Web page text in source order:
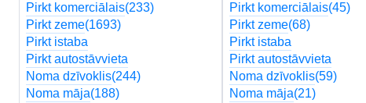
Pirkt komerciālais(233)
Pirkt zeme(1693)
Pirkt istaba
Pirkt autostāvvieta
Noma dzīvoklis(244)
Noma māja(188)
Pirkt komerciālais(45)
Pirkt zeme(68)
Pirkt istaba
Pirkt autostāvvieta
Noma dzīvoklis(59)
Noma māja(21)